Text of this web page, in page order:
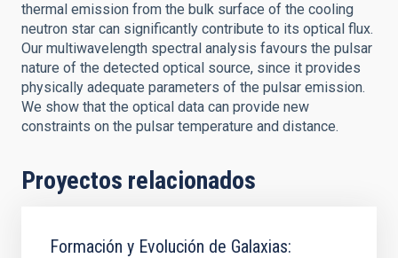
thermal emission from the bulk surface of the cooling
neutron star can significantly contribute to its optical flux.
Our multiwavelength spectral analysis favours the pulsar
nature of the detected optical source, since it provides
physically adequate parameters of the pulsar emission.
We show that the optical data can provide new
constraints on the pulsar temperature and distance.
Proyectos relacionados
Formación y Evolución de Galaxias: